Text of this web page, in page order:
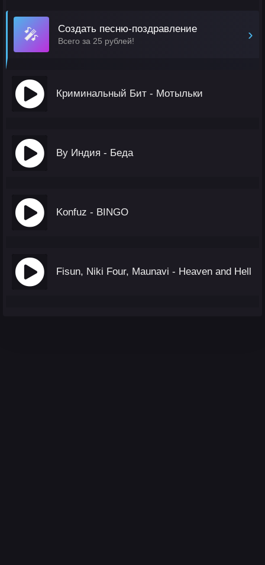
🎤 Создать песню-поздравление
Всего за 25 рублей! ›
Криминальный Бит - Мотыльки
By Индия - Беда
Konfuz - BINGO
Fisun, Niki Four, Maunavi - Heaven and Hell